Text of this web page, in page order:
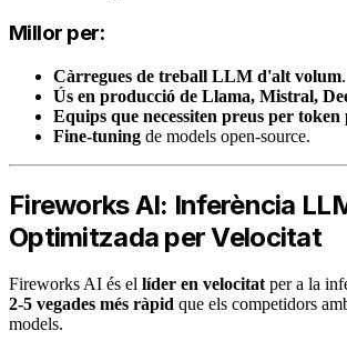
Millor per:
Càrregues de treball LLM d'alt volum.
Ús en producció de Llama, Mistral,
Equips que necessiten preus per token
Fine-tuning de models open-source.
Fireworks AI: Inferència
Optimitzada per Velocitat
Fireworks AI és el líder en velocitatper a la
2-5 vegades més ràpid que els competidors
models.